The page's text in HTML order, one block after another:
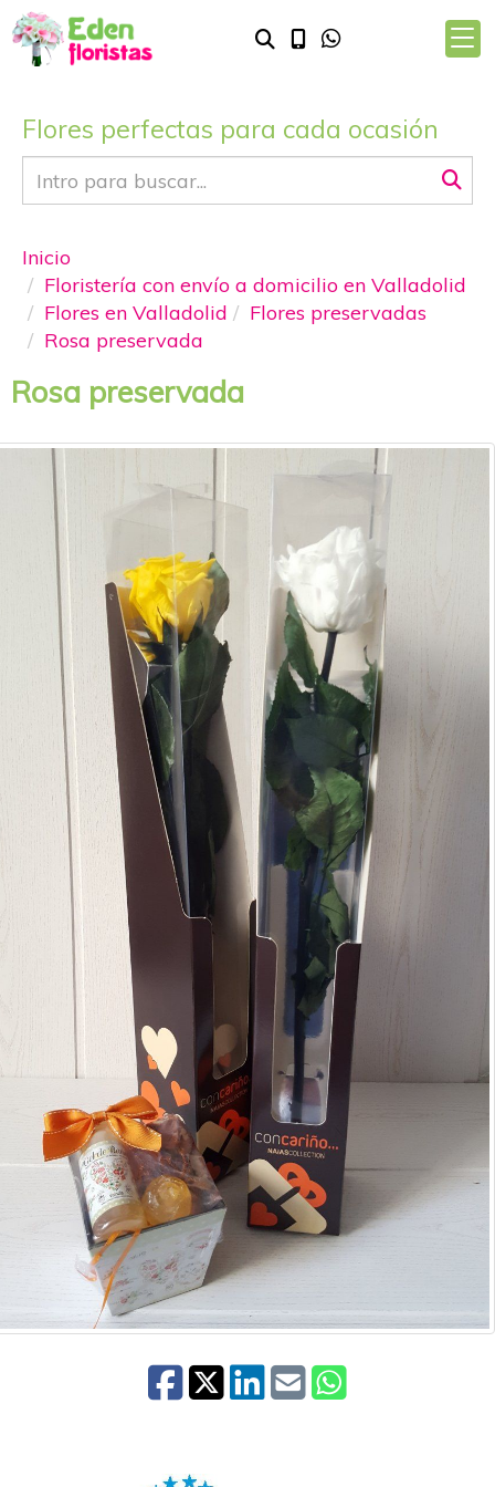
Flores perfectas para cada ocasión
Inicio
Floristería con envío a domicilio en Valladolid
Flores en Valladolid
Flores preservadas
Rosa preservada
Rosa preservada